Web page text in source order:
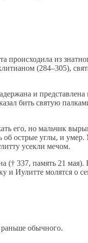
из
(284–305),
и
бить свя­тую
его, но маль­чик
ост­рые уг­лы, и
усек­ли ме­чом.
337, па­мять 21
Иулит­те мо­лят­ся о
обычного.